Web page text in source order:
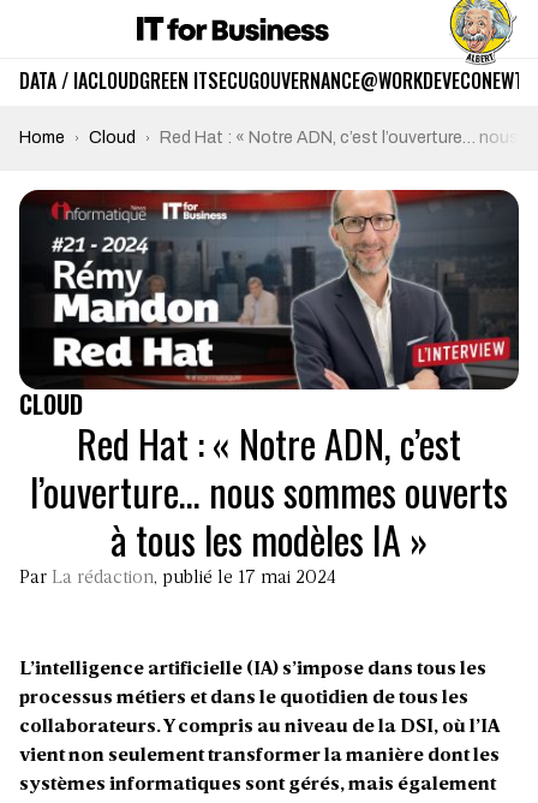
DATA / IACLOUDGREEN ITSECUGOUVERNANCE@WORKDEVECO
Home Cloud Red Hat : « Notre ADN, c’est l’ouverture… nous
CLOUD
Red Hat : « Notre ADN, c’est
l’ouverture… nous sommes ouverts
à tous les modèles IA »
Par La rédaction, publié le 17 mai 2024
L’intelligence artificielle (IA) s’impose dans tous les
processus métiers et dans le quotidien de tous les
collaborateurs. Y compris au niveau de la DSI, où l’IA
vient non seulement transformer la manière dont les
systèmes informatiques sont gérés, mais également